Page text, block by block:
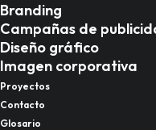
Branding
Campañas de
Diseño gráfico
Imagen corporativa
Proyectos
Contacto
Glosario